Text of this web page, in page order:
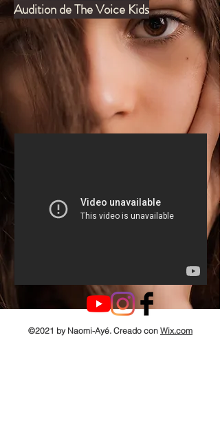
Audition de The Voice Kids
©2021 by Naomi-Ayé. Creado con Wix.com